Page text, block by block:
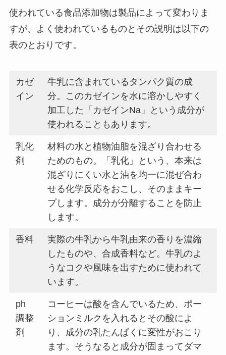
使われている食品添加物は製品によって変わりま
すが、よく使われているものとその説明は以下の
表のとおりです。
カゼ
イン
牛乳に含まれているタンパク質の成
分。このカゼインを水に溶かしやすく
加工した「カゼインNa」という成分が
使われることもあります。
乳化
剤
材料の水と植物油脂を混ざり合わせる
ためのもの。「乳化」という、本来は
混ざりにくい水と油を均一に混ぜ合わ
せる化学反応をおこし、そのままキー
プします。成分が分離することを防止
します。
香料
実際の牛乳から牛乳由来の香りを濃縮
したものや、合成香料など。牛乳のよ
うなコクや風味を出すために使われて
います。
ph
調整
剤
コーヒーは酸を含んでいるため、ポー
ションミルクを入れるとその酸によ
り、成分の乳たんぱくに変性がおこり
ます。そうなると成分が固まってダマ